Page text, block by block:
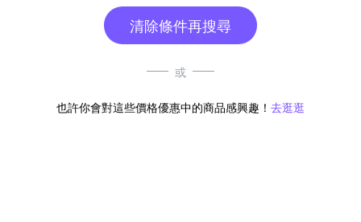
清除條件再搜尋
或
也許你會對這些價格優惠中的商品感興趣！ 去逛逛